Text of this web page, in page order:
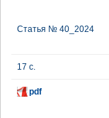
Статья № 40_2024
17 с.
pdf